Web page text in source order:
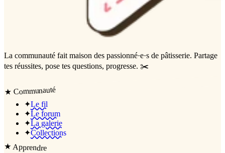
La communauté fait maison des passionné·e·s de pâtisserie. Partage
tes réussites, pose tes questions, progresse. ✂️
★ Communauté
✦Le fil
✦Le forum
✦La galerie
✦Collections
★Apprendre